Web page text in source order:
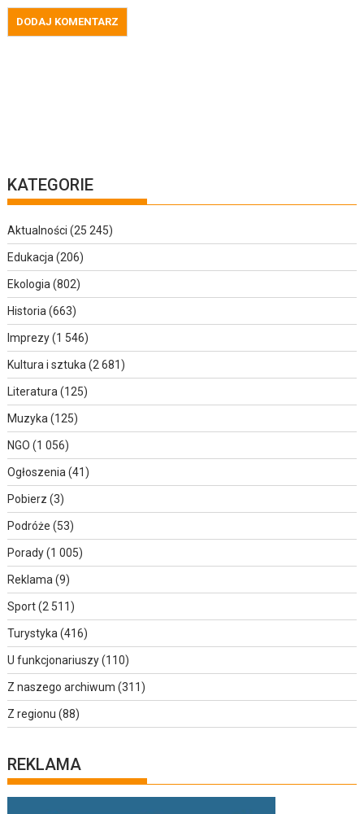
KATEGORIE
Aktualności (25 245)
Edukacja (206)
Ekologia (802)
Historia (663)
Imprezy(1 546)
Kultura i sztuka (2 681)
Literatura (125)
Muzyka (125)
NGO (1 056)
Ogłoszenia (41)
Pobierz (3)
Podróże (53)
Porady(1 005)
Reklama (9)
Sport(2 511)
Turystyka (416)
U funkcjonariuszy(110)
Z naszego archiwum (311)
Z regionu (88)
REKLAMA